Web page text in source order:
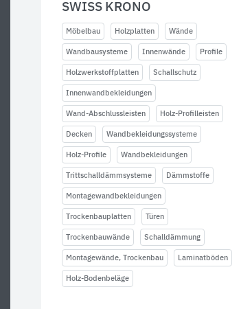
SWISS KRONO
Möbelbau Holzplatten Wände
Wandbausysteme Innenwände Profile
Holzwerkstoffplatten Schallschutz
Innenwandbekleidungen
Wand-Abschlussleisten Holz-Profilleisten
Decken Wandbekleidungssysteme
Holz-Profile Wandbekleidungen
Trittschalldämmsysteme Dämmstoffe
Montagewandbekleidungen
Trockenbauplatten Türen
Trockenbauwände Schalldämmung
Montagewände, Trockenbau Laminatböden
Holz-Bodenbeläge